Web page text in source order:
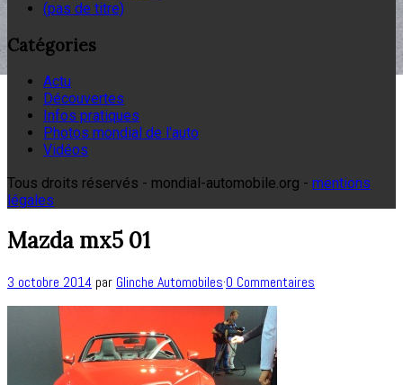
(pas de titre)
Catégories
Actu
Découvertes
Infos pratiques
Photos mondial de l'auto
Vidéos
Tous droits réservés - mondial-automobile.org - mentions
légales
Mazda mx5 01
3 octobre 2014 par Glinche Automobiles·0 Commentaires